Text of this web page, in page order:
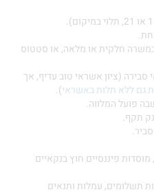
או מלאה, או סטטוס
אשראי טוב עדיף, אך
באשראי).
חוץ בנקאיים
עמלות ותנאים